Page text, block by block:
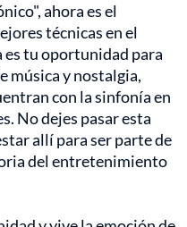
ahora es el
técnicas en el
es tu oportunidad para
música y nostalgia,
con la sinfonía en
No dejes pasar esta
allí para ser parte de
del entretenimiento